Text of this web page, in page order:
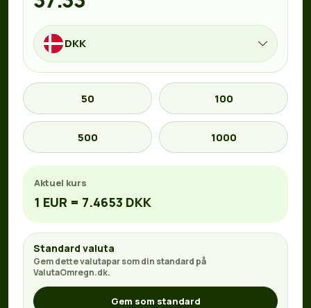
DKK
50 100
500 1000
Aktuel kurs
1 EUR = 7.4653 DKK
Standard valuta
Gem dette valutapar som din standard på
ValutaOmregn.dk.
Gem som standard